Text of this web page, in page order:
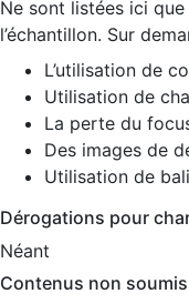
Ne sont listées ici
l’échantillon. Sur
L’utilisation de
Utilisation de
La perte du
Des images de
Utilisation de
Dérogations pour
Néant
Contenus non soumis